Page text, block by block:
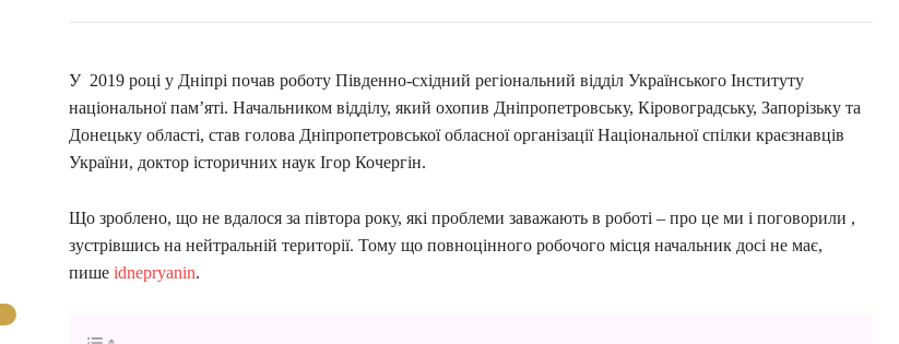
У 2019 році у Дніпрі почав роботу Південно-східний регіональний відділ Українського Інституту
національної пам’яті. Начальником відділу, який охопив Дніпропетровську, Кіровоградську, Запорізьку та
Донецьку області, став голова Дніпропетровської обласної організації Національної спілки краєзнавців
України, доктор історичних наук Ігор Кочергін.
Що зроблено, що не вдалося за півтора року, які проблеми заважають в роботі – про це ми і поговорили ,
зустрівшись на нейтральній території. Тому що повноцінного робочого місця начальник досі не має,
пише idnepryanin.